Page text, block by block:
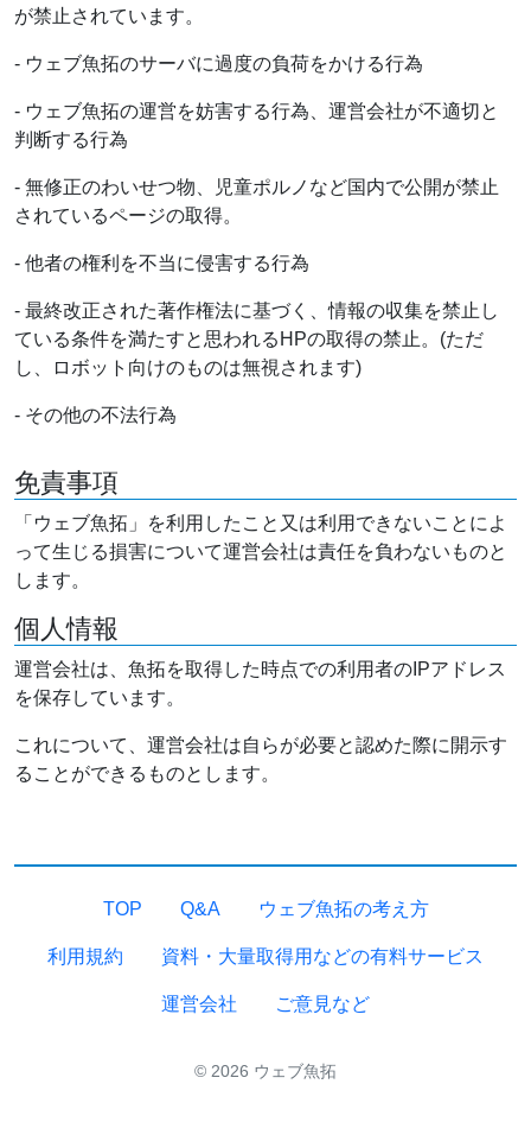
が禁止されています。
- ウェブ魚拓のサーバに過度の負荷をかける行為
- ウェブ魚拓の運営を妨害する行為、運営会社が不適切と
判断する行為
- 無修正のわいせつ物、児童ポルノなど国内で公開が禁止
されているページの取得。
- 他者の権利を不当に侵害する行為
- 最終改正された著作権法に基づく、情報の収集を禁止し
ている条件を満たすと思われるHPの取得の禁止。(ただ
し、ロボット向けのものは無視されます)
- その他の不法行為
免責事項
「ウェブ魚拓」を利用したこと又は利用できないことによ
って生じる損害について運営会社は責任を負わないものと
します。
個人情報
運営会社は、魚拓を取得した時点での利用者のIPアドレス
を保存しています。
これについて、運営会社は自らが必要と認めた際に開示す
ることができるものとします。
TOP Q&A ウェブ魚拓の考え方
利用規約 資料・大量取得用などの有料サービス
運営会社 ご意見など
© 2026 ウェブ魚拓